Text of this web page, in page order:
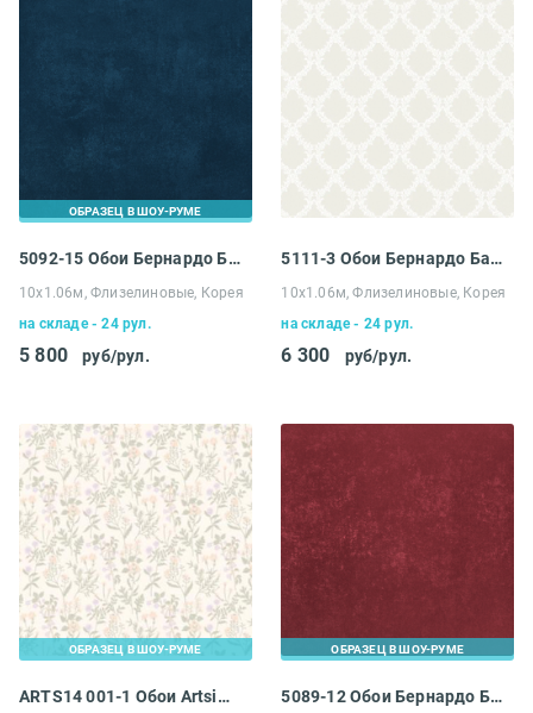
ОБРАЗЕЦ В ШОУ-РУМЕ
5092-15 Обои Бернардо Барталуччи Биги Плюс
10х1.06м, Флизелиновые, Корея
на складе - 24 рул.
5 800 руб/рул.
5111-3 Обои Бернардо Барталуччи Абрузо
10х1.06м, Флизелиновые, Корея
на складе - 24 рул.
6 300 руб/рул.
ОБРАЗЕЦ В ШОУ-РУМЕ
ARTS14 001-1 Обои Artsimple Valley
ОБРАЗЕЦ В ШОУ-РУМЕ
5089-12 Обои Бернардо Барталуччи Биги Плюс